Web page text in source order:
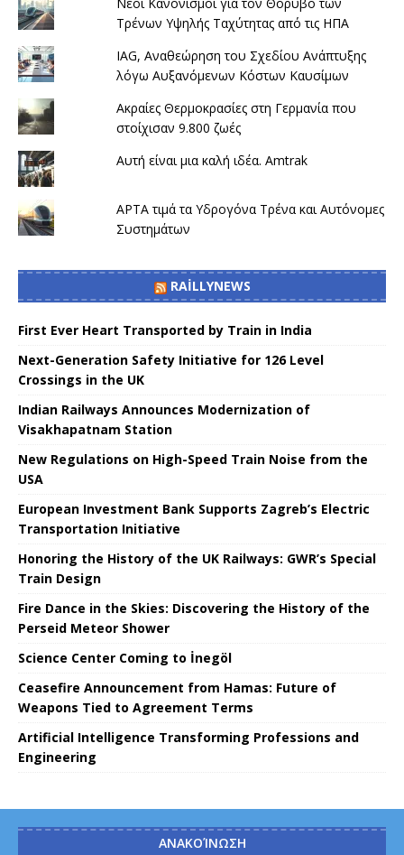
Τρένων Υψηλής Ταχύτητας από τις ΗΠΑ
IAG, Αναθεώρηση του Σχεδίου Ανάπτυξης
λόγω Αυξανόμενων Κόστων Καυσίμων
Ακραίες Θερμοκρασίες στη Γερμανία που
στοίχισαν 9.800 ζωές
Αυτή είναι μια καλή ιδέα. Amtrak
APTA τιμά τα Υδρογόνα Τρένα και Αυτόνομες
Συστημάτων
RAILLYNEWS
First Ever Heart Transported by Train in India
Next-Generation Safety Initiative for 126 Level
Crossings in the UK
Indian Railways Announces Modernization of
Visakhapatnam Station
New Regulations on High-Speed ​​Train Noise from the
USA
European Investment Bank Supports Zagreb’s Electric
Transportation Initiative
Honoring the History of the UK Railways: GWR’s Special
Train Design
Fire Dance in the Skies: Discovering the History of the
Perseid Meteor Shower
Science Center Coming to İnegöl
Ceasefire Announcement from Hamas: Future of
Weapons Tied to Agreement Terms
Artificial Intelligence Transforming Professions and
Engineering
ΑΝΑΚΟΊΝΩΣΗ